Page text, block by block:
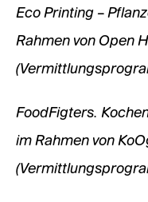
Eco Printing –
Rahmen von Open
FoodFigters.
im Rahmen von